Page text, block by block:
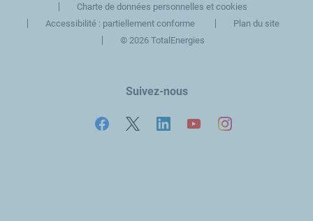
Charte de données personnelles et cookies
Accessibilité : partiellement conforme
Plan du site
©2026 TotalEnergies
Suivez-nous